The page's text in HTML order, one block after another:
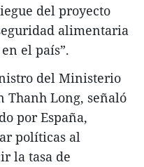
del proyecto
alimentaria
el país”.
del Ministerio
Thanh Long, señaló
por España,
políticas al
la tasa de